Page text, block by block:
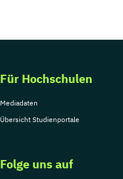
Für Hochschulen
Mediadaten
Übersicht Studienportale
Folge uns auf